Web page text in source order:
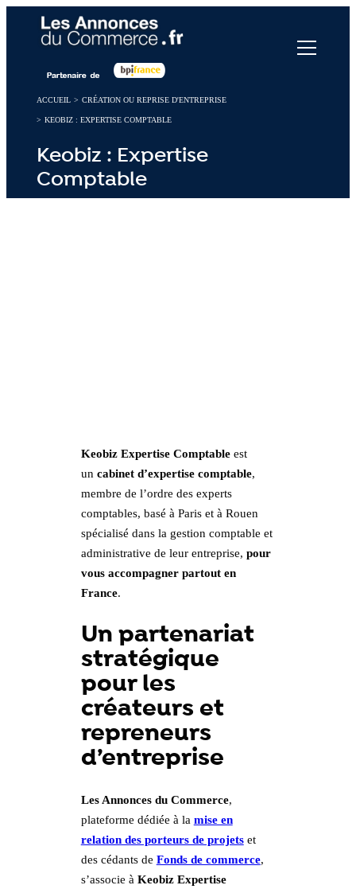
ACCUEIL > CRÉATION OU REPRISE D'ENTREPRISE
> KEOBIZ : EXPERTISE COMPTABLE
Keobiz : Expertise
Comptable
Keobiz Expertise Comptableest
un cabinet d’expertise comptable,
membre de l’ordre des experts
comptables, basé à Paris et à Rouen
spécialisé dans la gestion comptable et
administrative de leur entreprise, pour
vous accompagner partout en
France.
Un partenariat
stratégique
pour les
créateurs et
repreneurs
d’entreprise
Les Annonces du Commerce,
plateforme dédiée à la mise en
relation des porteurs de projetset
des cédants de Fonds de commerce,
s’associe à Keobiz Expertise
Panneau de gestion des cookies